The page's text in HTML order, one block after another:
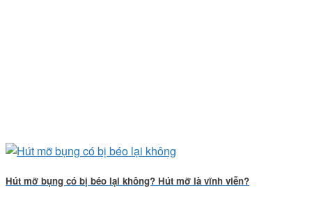
Hút mỡ bụng có bị béo lại không? Hút mỡ là vĩnh viễn?